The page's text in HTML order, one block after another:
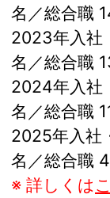
名／総合職
2023年入
名／総合職
2024年入
名／総合職
2025年入
名／総合職
※ 詳しくは